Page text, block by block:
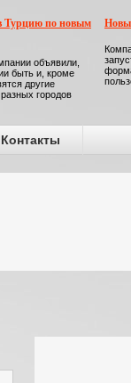
Турцию по новым
объявили,
быть и, кроме
другие
городов
Контакты